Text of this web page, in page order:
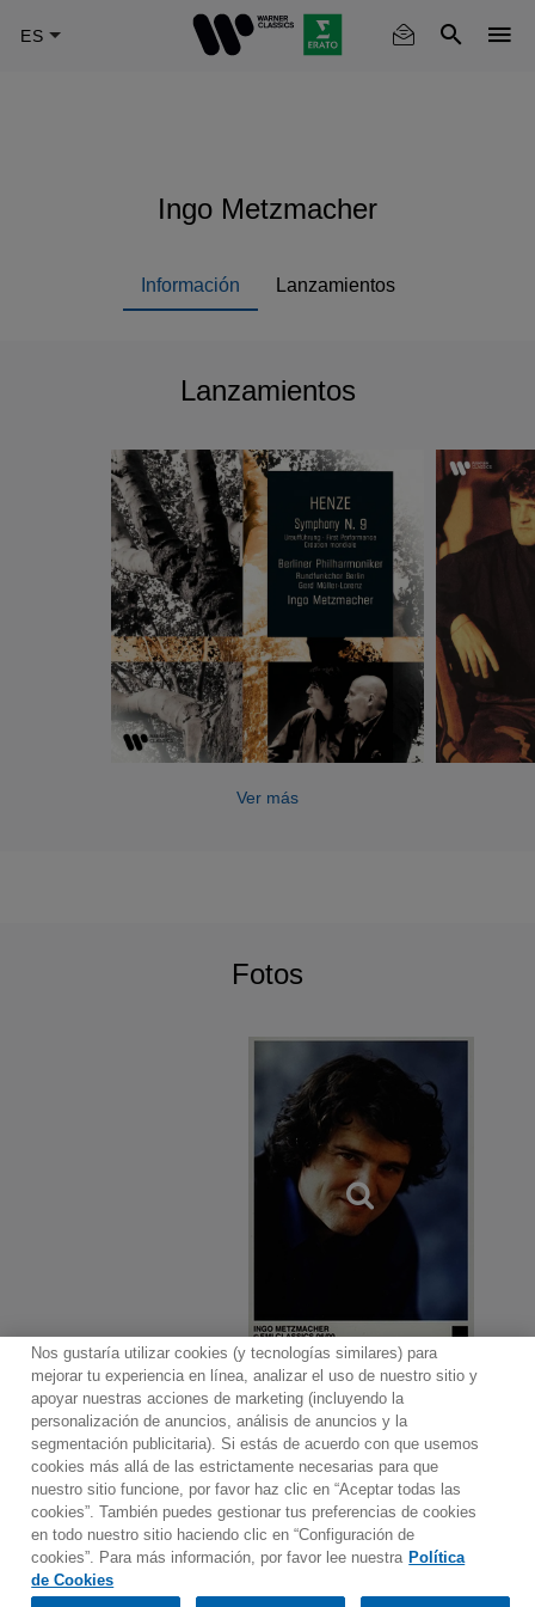
Ingo Metzmacher
Información Lanzamientos
Lanzamientos
Ver más
Fotos
Contacto Boletin informativo
Términos de Uso
Política de Privacidad
Mapa web
Política de cookies
Ajustes de Cookies
Would you prefer to visit our website in English?
Nos gustaría utilizar cookies (y tecnologías similares) para
mejorar tu experiencia en línea, analizar el uso de nuestro sitio y
apoyar nuestras acciones de marketing (incluyendo la
personalización de anuncios, análisis de anuncios y la
segmentación publicitaria). Si estás de acuerdo con que usemos
cookies más allá de las estrictamente necesarias para que
nuestro sitio funcione, por favor haz clic en “Aceptar todas las
cookies”. También puedes gestionar tus preferencias de cookies
en todo nuestro sitio haciendo clic en “Configuración de
cookies”. Para más información, por favor lee nuestra Política
de Cookies